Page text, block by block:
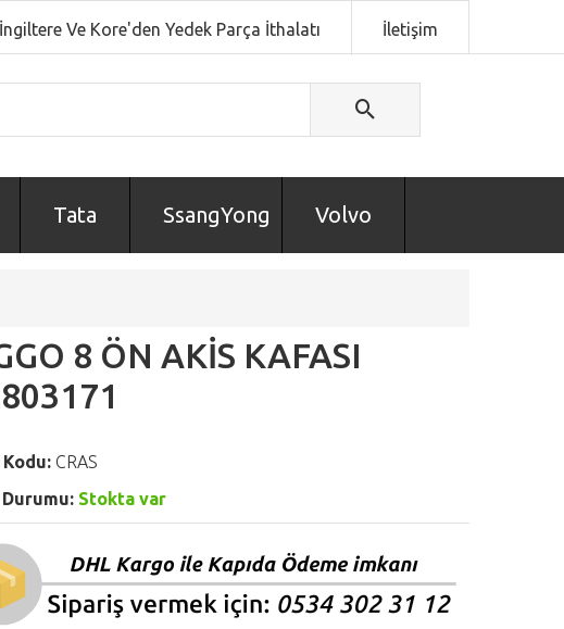
Ve Kore'den Yedek Parça İthalatı İletişim
Tata SsangYong Volvo
8 ÖN AKİS KAFASI
CRAS
Stokta var